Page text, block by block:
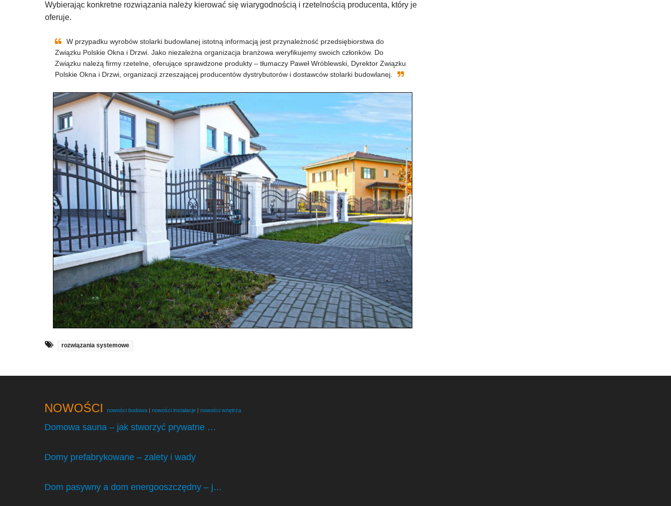
Wybierając konkretne rozwiązania należy kierować się wiarygodnością i rzetelnością producenta, który je
oferuje.
W przypadku wyrobów stolarki budowlanej istotną informacją jest przynależność przedsiębiorstwa do
Związku Polskie Okna i Drzwi. Jako niezależna organizacja branżowa weryfikujemy swoich członków. Do
Związku należą firmy rzetelne, oferujące sprawdzone produkty – tłumaczy Paweł Wróblewski, Dyrektor Związku
Polskie Okna i Drzwi, organizacji zrzeszającej producentów dystrybutorów i dostawców stolarki budowlanej.
rozwiązania systemowe
NOWOŚCI nowości budowa | nowości instalacje | nowości wnętrza
Domowa sauna – jak stworzyć prywatne …
Domy prefabrykowane – zalety i wady
Dom pasywny a dom energooszczędny – j…